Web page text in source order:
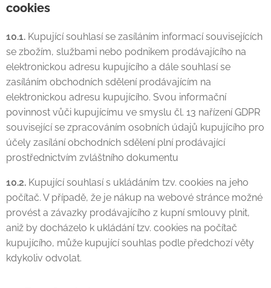
cookies
10.1. Kupující souhlasí se zasíláním informací souvisejících
se zbožím, službami nebo podnikem prodávajícího na
elektronickou adresu kupujícího a dále souhlasí se
zasíláním obchodních sdělení prodávajícím na
elektronickou adresu kupujícího. Svou informační
povinnost vůči kupujícímu ve smyslu čl. 13 nařízení GDPR
související se zpracováním osobních údajů kupujícího pro
účely zasílání obchodních sdělení plní prodávající
prostřednictvím zvláštního dokumentu
10.2. Kupující souhlasí s ukládáním tzv. cookies na jeho
počítač. V případě, že je nákup na webové stránce možné
provést a závazky prodávajícího z kupní smlouvy plnit,
aniž by docházelo k ukládání tzv. cookies na počítač
kupujícího, může kupující souhlas podle předchozí věty
kdykoliv odvolat.